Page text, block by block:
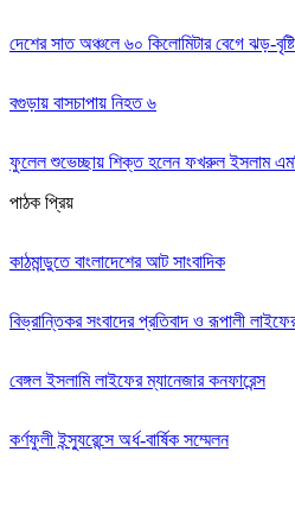
দেশের সাত অঞ্চলে ৬০ কিলোমিটার বেগে ঝড়-
বগুড়ায় বাসচাপায় নিহত ৬
ফুলেল শুভেচ্ছায় শিক্ত হলেন ফখরুল ইসলাম
পাঠক প্রিয়
কাঠমান্ডুতে বাংলাদেশের আট সাংবাদিক
বিভ্রান্তিকর সংবাদের প্রতিবাদ ও রূপালী
বেঙ্গল ইসলামি লাইফের ম্যানেজার কনফারেন্স
কর্ণফুলী ইন্স্যুরেন্সে অর্ধ-বার্ষিক সম্মেলন